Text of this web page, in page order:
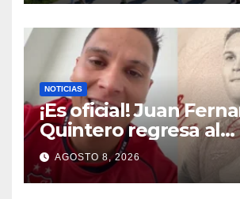
running en Salento
NOTICIAS
¡Es oficial! Juan
Quintero regresa al
Independiente
el segundo semestre
AGOSTO 8, 2026